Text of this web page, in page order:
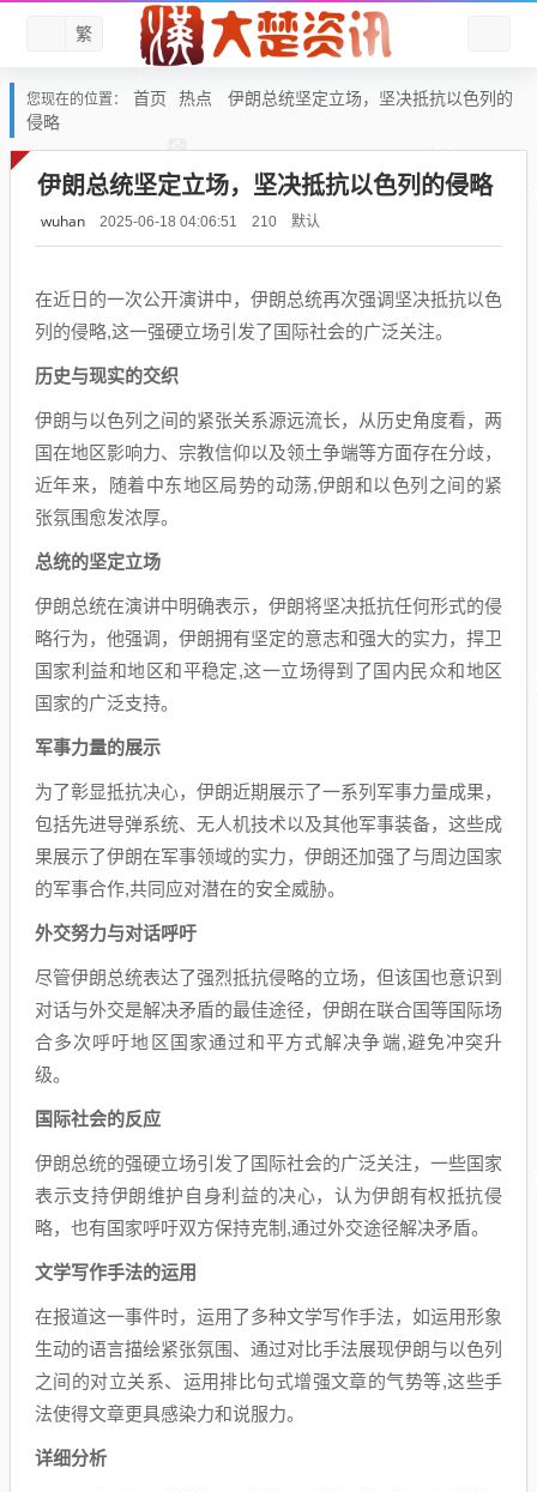
繁
您现在的位置： 首页 热点
伊朗总统坚定立场，坚决抵抗以色列的
侵略
伊朗总统坚定立场，坚决抵抗以色列的侵略
wuhan 2025-06-18 04:06:51 210 默认
在近日的一次公开演讲中，伊朗总统再次强调坚决抵抗以色
列的侵略,这一强硬立场引发了国际社会的广泛关注。
历史与现实的交织
伊朗与以色列之间的紧张关系源远流长，从历史角度看，两
国在地区影响力、宗教信仰以及领土争端等方面存在分歧，
近年来，随着中东地区局势的动荡,伊朗和以色列之间的紧
张氛围愈发浓厚。
总统的坚定立场
伊朗总统在演讲中明确表示，伊朗将坚决抵抗任何形式的侵
略行为，他强调，伊朗拥有坚定的意志和强大的实力，捍卫
国家利益和地区和平稳定,这一立场得到了国内民众和地区
国家的广泛支持。
军事力量的展示
为了彰显抵抗决心，伊朗近期展示了一系列军事力量成果，
包括先进导弹系统、无人机技术以及其他军事装备，这些成
果展示了伊朗在军事领域的实力，伊朗还加强了与周边国家
的军事合作,共同应对潜在的安全威胁。
外交努力与对话呼吁
尽管伊朗总统表达了强烈抵抗侵略的立场，但该国也意识到
对话与外交是解决矛盾的最佳途径，伊朗在联合国等国际场
合多次呼吁地区国家通过和平方式解决争端,避免冲突升
级。
国际社会的反应
伊朗总统的强硬立场引发了国际社会的广泛关注，一些国家
表示支持伊朗维护自身利益的决心，认为伊朗有权抵抗侵
略，也有国家呼吁双方保持克制,通过外交途径解决矛盾。
文学写作手法的运用
在报道这一事件时，运用了多种文学写作手法，如运用形象
生动的语言描绘紧张氛围、通过对比手法展现伊朗与以色列
之间的对立关系、运用排比句式增强文章的气势等,这些手
法使得文章更具感染力和说服力。
详细分析